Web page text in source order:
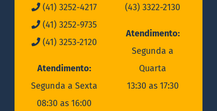
(41) 3252-4217
(41) 3252-9735
(41) 3253-2120
Atendimento:
Segunda a Sexta
08:30 as 16:00
(43) 3322-2130
Atendimento:
Segunda a
Quarta
13:30 as 17:30